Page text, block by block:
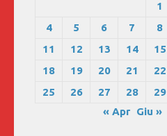
1
4
5 6 7 8
11
12 13 14 15
18
19 20 21 22
25
26 27 28 29
« Apr
Giu »